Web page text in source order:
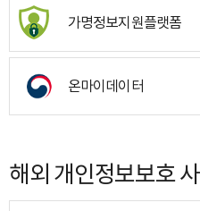
가명정보지원플랫폼
온마이데이터
해외 개인정보보호